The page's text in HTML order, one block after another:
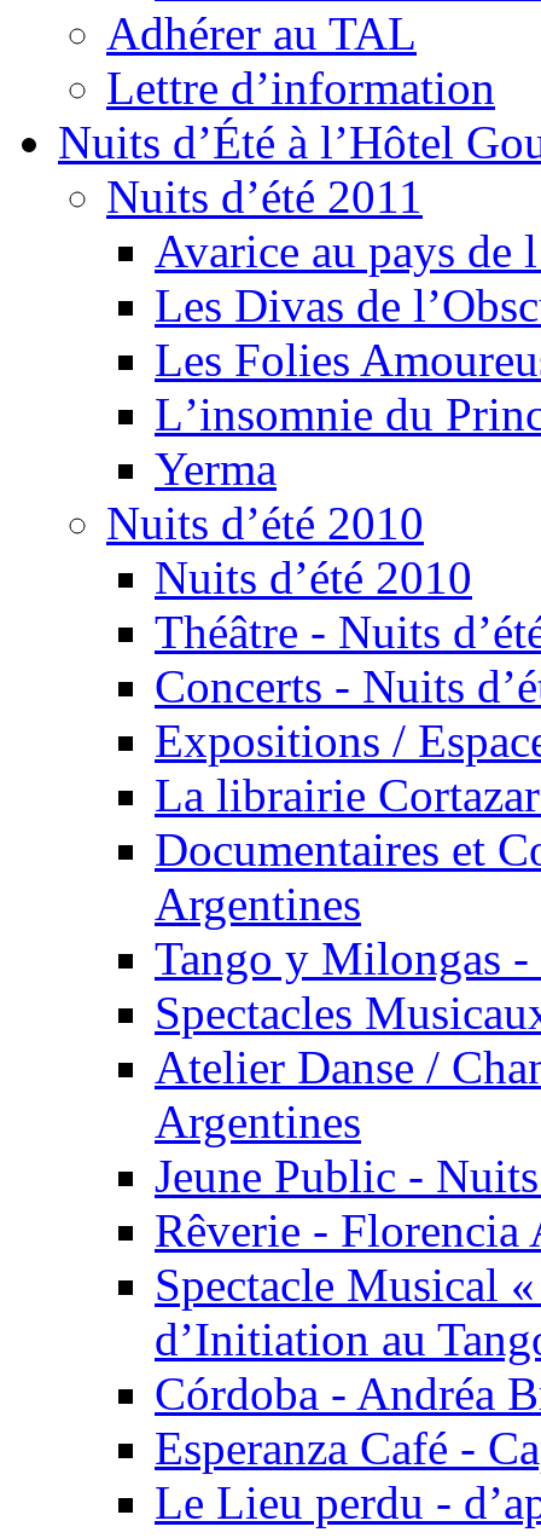
Adhérer au TAL
Lettre d’information
Nuits d’Été à l’Hôtel
Nuits d’été 2011
Avarice au pays de
Les Divas de
Les Folies
Lʼinsomnie du
Yerma
Nuits d’été 2010
Nuits d’été 2010
Théâtre - Nuits
Concerts - Nuits
Expositions /
La librairie
Documentaires et
Argentines
Tango y Milongas -
Spectacles
Atelier Danse /
Argentines
Jeune Public -
Rêverie - Florencia
Spectacle Musical
d’Initiation au
Córdoba - Andréa
Esperanza Café -
Le Lieu perdu -